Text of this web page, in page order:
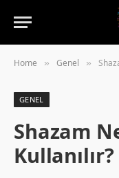
Home » Genel »
GENEL
Shazam
Kullanılır?